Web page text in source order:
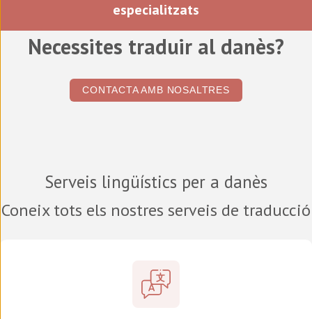
especialitzats
Necessites traduir al danès?
CONTACTA AMB NOSALTRES
Serveis lingüístics per a danès
Coneix tots els nostres serveis de traducció